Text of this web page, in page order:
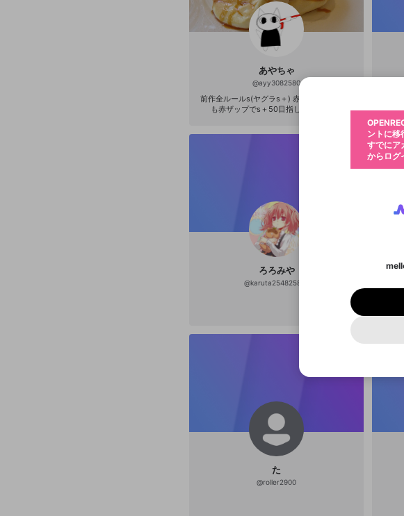
検索
い
あやちゃ
@ayy3082580
前作全ルールs(ヤグラs＋) 赤ザップ使い。 3
も赤ザップでs＋50目指します(ง •̀_•́)ง
ろろみや
@karuta254825885
た
@roller2900
チー
キ
ブロ
キ
こ
応援してい
す。好きな
ールアイテ
※ファンレ
固定動
マイページ
ーカイブ、
きます。動
す。
動画プ
選択できるプレイリス
利用規約
サービス
利
プ
ントに
mellow-fanの
@
進みください。
mellow-fanの
パスワー
アカウ
ントに移
すでにア
からログ
登録した
入力し
に、パ
確認く
生年月は登
お住まいの
ご登録いた
使用いたし
一部サービ
必要です。
ール記載の
及び
いないか
セッシ
不適切
か？
問題を
わいせつ
著作権
なりすま
誤解を招
ゲーム
改造版
報告された
をスタッフが
は、利用規
限
Discordは第
fanとは関わり
お答えするこ
ミュニティ特